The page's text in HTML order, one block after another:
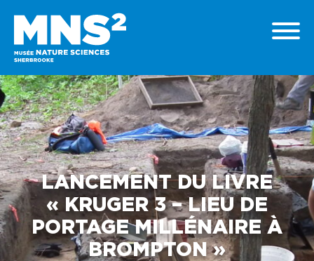
LANCEMENT DU LIVRE
« KRUGER 3 – LIEU DE
PORTAGE MILLÉNAIRE À
BROMPTON »